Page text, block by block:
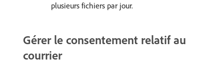
plusieurs fichiers par jour.
Gérer le consentement relatif au
courrier